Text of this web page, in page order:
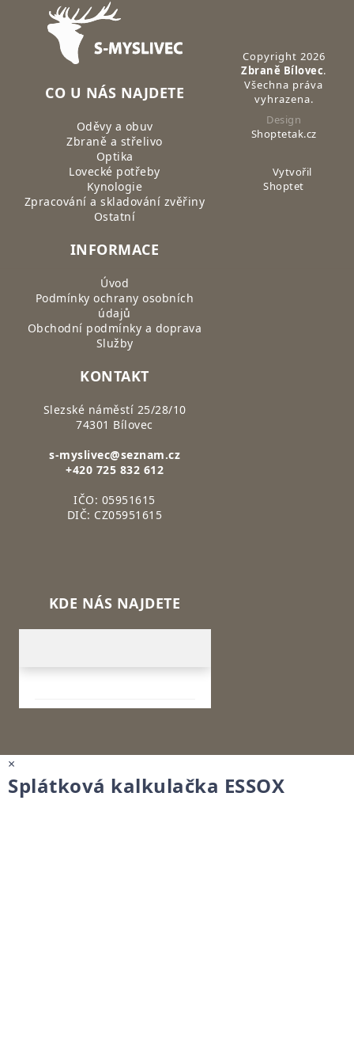
Zápatí
CO U NÁS NAJDETE
Oděvy a obuv
Zbraně a střelivo
Optika
Lovecké potřeby
Kynologie
Zpracování a skladování zvěřiny
Ostatní
INFORMACE
Úvod
Podmínky ochrany osobních
údajů
Obchodní podmínky a doprava
Služby
KONTAKT
Slezské náměstí 25/28/10
74301 Bílovec
s-myslivec@seznam.cz
+420 725 832 612
IČO: 05951615
DIČ: CZ05951615
KDE NÁS NAJDETE
Copyright 2026
Zbraně Bílovec.
Všechna práva
vyhrazena.
Design
Shoptetak.cz
Vytvořil
Shoptet
×
Splátková kalkulačka ESSOX